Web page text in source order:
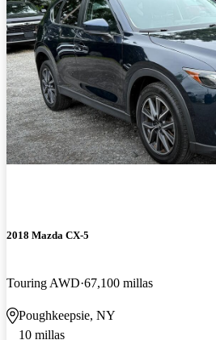
2018 Mazda CX-5
Touring AWD 67,100 millas
Poughkeepsie, NY
10 millas